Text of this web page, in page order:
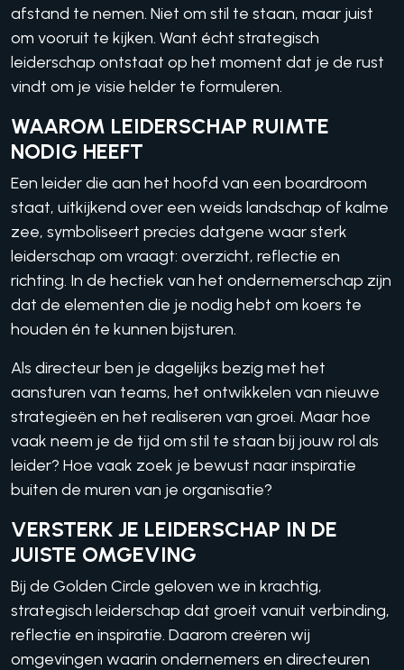
afstand te nemen. Niet om stil te staan, maar juist
om vooruit te kijken. Want écht strategisch
leiderschap ontstaat op het moment dat je de rust
vindt om je visie helder te formuleren.
WAAROM LEIDERSCHAP RUIMTE
NODIG HEEFT
Een leider die aan het hoofd van een boardroom
staat, uitkijkend over een weids landschap of kalme
zee, symboliseert precies datgene waar sterk
leiderschap om vraagt: overzicht, reflectie en
richting. In de hectiek van het ondernemerschap zijn
dat de elementen die je nodig hebt om koers te
houden én te kunnen bijsturen.
Als directeur ben je dagelijks bezig met het
aansturen van teams, het ontwikkelen van nieuwe
strategieën en het realiseren van groei. Maar hoe
vaak neem je de tijd om stil te staan bij jouw rol als
leider? Hoe vaak zoek je bewust naar inspiratie
buiten de muren van je organisatie?
VERSTERK JE LEIDERSCHAP IN DE
JUISTE OMGEVING
Bij de Golden Circle geloven we in krachtig,
strategisch leiderschap dat groeit vanuit verbinding,
reflectie en inspiratie. Daarom creëren wij
omgevingen waarin ondernemers en directeuren